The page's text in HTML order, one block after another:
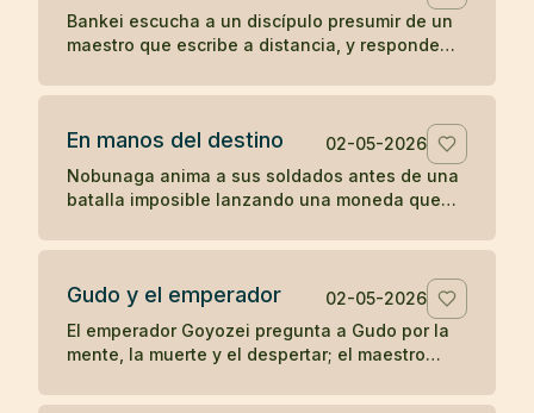
Bankei escucha a un discípulo presumir de un
maestro que escribe a distancia, y responde
y dormir cuando tiene sueño.
En manos del destino
02-05-2026
Nobunaga anima a sus soldados antes de una
batalla imposible lanzando una moneda que
Gudo y el emperador
02-05-2026
El emperador Goyozei pregunta a Gudo por la
mente, la muerte y el despertar; el maestro
el emperador todavía no comprende.